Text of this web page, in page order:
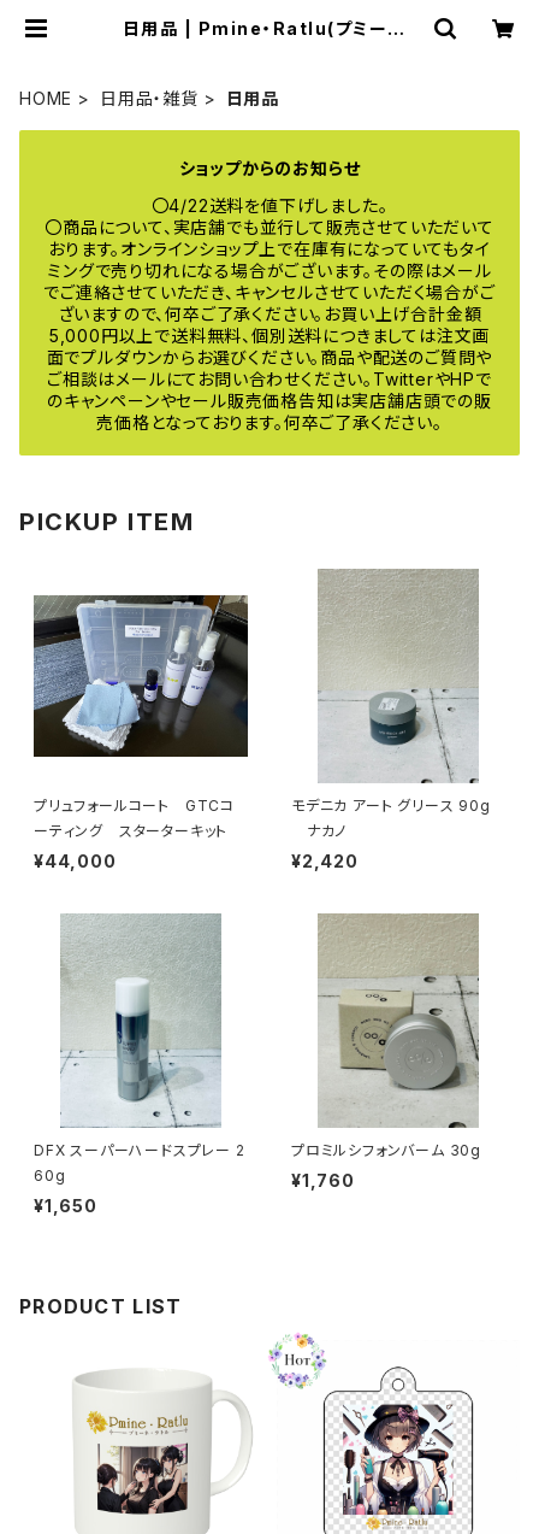
日用品 | Pmine・Ratlu(プミーネ・
HOME 日用品・雑貨 日用品
ショップからのお知らせ
〇4/22送料を値下げしました。
〇商品について、実店舗でも並行して販売させていただいて
おります。オンラインショップ上で在庫有になっていてもタイ
ミングで売り切れになる場合がございます。その際はメール
でご連絡させていただき、キャンセルさせていただく場合がご
ざいますので、何卒ご了承ください。お買い上げ合計金額
5,000円以上で送料無料、個別送料につきましては注文画
面でプルダウンからお選びください。商品や配送のご質問や
ご相談はメールにてお問い合わせください。TwitterやHPで
のキャンペーンやセール販売価格告知は実店舗店頭での販
売価格となっております。何卒ご了承ください。
PICKUP ITEM
プリュフォールコート GTCコ
ーティング スターターキット
¥44,000
モデニカ アート グリース 90g
ナカノ
¥2,420
DFX スーパーハードスプレー 2
60g
¥1,650
プロミルシフォンバーム 30g
¥1,760
PRODUCT LIST